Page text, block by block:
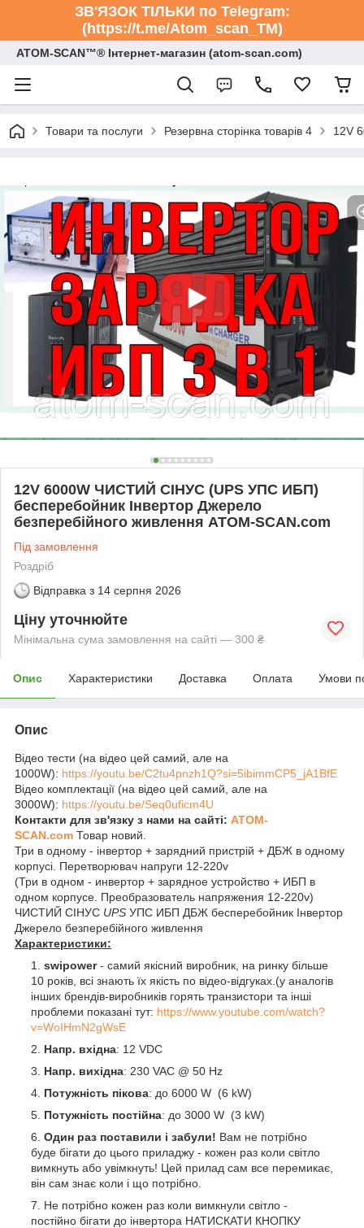
ЗВ'ЯЗОК ТІЛЬКИ по Telegram:
(https://t.me/Atom_scan_TM)
ATOM-SCAN™® Інтернет-магазин (atom-scan.com)
Товари та послуги Резервна сторінка товарів 4 12V
12V 6000W ЧИСТИЙ СІНУС (UPS УПС ИБП)
бесперебойник Інвертор Джерело
безперебійного живлення ATOM-SCAN.com
Під замовлення
Роздріб
Відправка з 14 серпня 2026
Ціну уточнюйте
Мінімальна сума замовлення на сайті — 300 ₴
Опис Характеристики Доставка Оплата Умови
Опис
Відео тести (на відео цей самий, але на
1000W): https://youtu.be/C2tu4pnzh1Q?si=5ibimmCP5_jA1BfE
Відео комплектації (на відео цей самий, але на
3000W): https://youtu.be/Seq0uficm4U
Контакти для зв'язку з нами на сайті: ATOM-
SCAN.com Товар новий.
Три в одному - інвертор + зарядний пристрій + ДБЖ в одному
корпусі. Перетворювач напруги 12-220v
(Три в одном - инвертор + зарядное устройство + ИБП в
одном корпусе. Преобразователь напряжения 12-220v)
ЧИСТИЙ СІНУС UPS УПС ИБП ДБЖ бесперебойник Інвертор
Джерело безперебійного живлення
Характеристики:
swipower- самий якісний виробник, на ринку більше
10 років, всі знають їх якість по відео-відгуках.(у аналогів
інших брендів-виробників горять транзистори та інші
проблеми показані тут: https://www.youtube.com/watch?
v=WoIHmN2gWsE
Напр. вхідна: 12 VDC
Напр. вихідна: 230 VAC @ 50 Hz
Потужність пікова: до 6000 W (6 kW)
Потужність постійна: до 3000 W (3 kW)
Один раз поставили і забули! Вам не потрібно
буде бігати до цього приладжу - кожен раз коли світло
вимкнуть або увімкнуть! Цей прилад сам все перемикає,
він сам знає коли і що потрібно.
Не потрібно кожен раз коли вимкнули світло -
постійно бігати до інвертора НАТИСКАТИ КНОПКУ